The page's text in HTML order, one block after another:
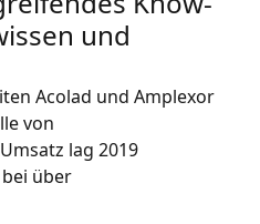
AI-Übersetzung
und
Acolad und Amplexor
von
lag 2019
über